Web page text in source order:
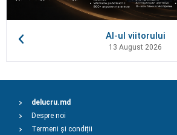
AI-ul viitorului
13 August 2026
delucru.md
Despre noi
Termeni și condiții